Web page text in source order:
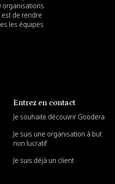
organisations
de rendre
les équipes
Entrez en contact
Je souhaite découvrir Goodera
Je suis une organisation à but
non lucratif
Je suis déjà un client